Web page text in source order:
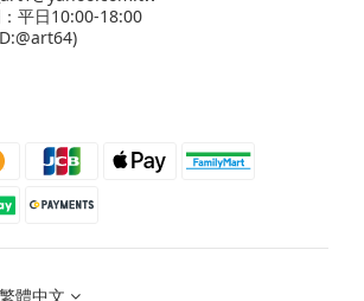
平日10:00-18:00
繁體中文